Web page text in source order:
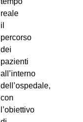
reale
il
percorso
dei
pazienti
all’interno
dell’ospedale,
con
l’obiettivo